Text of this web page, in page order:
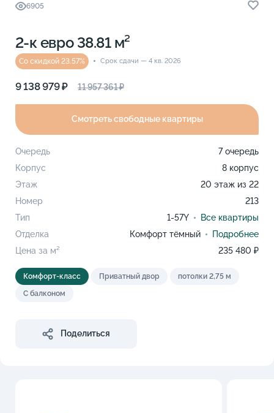
6905
2-к eвро 38.81 м²
Со скидкой 23.57% Срок сдачи — 4 кв. 2026
9 138 979 ₽ 11 957 361 ₽
Смотреть свободные квартиры
Очередь
7 очередь
Корпус
8 корпус
Этаж
20 этаж из 22
Номер
213
Тип
1-57Y
Все квартиры
Отделка
Комфорт тёмный
Подробнее
Цена за м²
235 480 ₽
Комфорт-класс Приватный двор
потолки 2,75 м
С балконом
Поделиться